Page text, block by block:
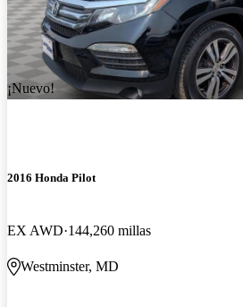
¡Nuevo!
2016 Honda Pilot
EX AWD 144,260 millas
Westminster, MD